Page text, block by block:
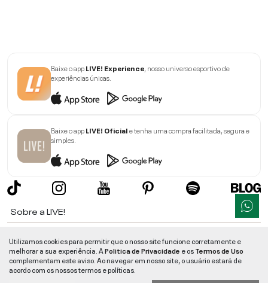
Baixe o appLIVE! Experience, nosso universo esportivo de
experiências únicas.
Baixe o appLIVE! Oficiale tenha uma compra facilitada, segura e
simples.
Sobre a LIVE!
Informações
Utilizamos cookies para permitir que o nosso site funcione corretamente e
melhorar a sua experiência. APolitica de Privacidade e osTermos de Uso
complementam este aviso. Ao navegar em nosso site, o usuário estará de
acordo com os nossos termos e políticas.